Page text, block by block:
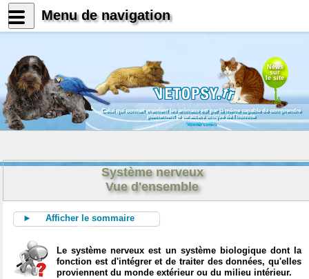
News
sur
le site
Celui qui connait vraiment les animaux est par là même capable de comprendre
pleinement le caractère unique de l'homme
Konrad Lorenz
Système nerveux
Vue d'ensemble
► Afficher le sommaire
Le système nerveux est un système biologique dont la
fonction est d'intégrer et de traiter des données, qu'elles
proviennent du monde extérieur ou du milieu intérieur.
Menu de navigation